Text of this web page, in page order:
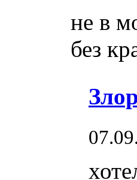
не в
без